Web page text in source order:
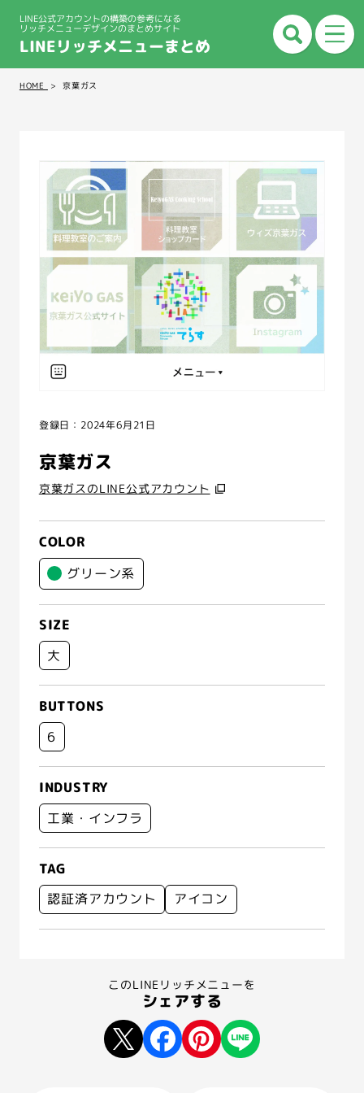
LINE公式アカウントの構築の参考になる
リッチメニューデザインのまとめサイト
LINEリッチメニューまとめ
HOME 京葉ガス
登録日：2024年6月21日
京葉ガス
京葉ガスのLINE公式アカウント
COLOR
グリーン系
SIZE
大
BUTTONS
6
INDUSTRY
工業・インフラ
TAG
認証済アカウント
アイコン
このLINEリッチメニューを
シェアする